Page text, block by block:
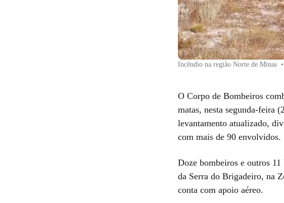
Incêndio na região Norte de Minas •
O Corpo de Bombeiros
matas, nesta segunda-feira
levantamento atualizado,
com mais de 90 envolvidos.
Doze bombeiros e outros
da Serra do Brigadeiro, na
conta com apoio aéreo.